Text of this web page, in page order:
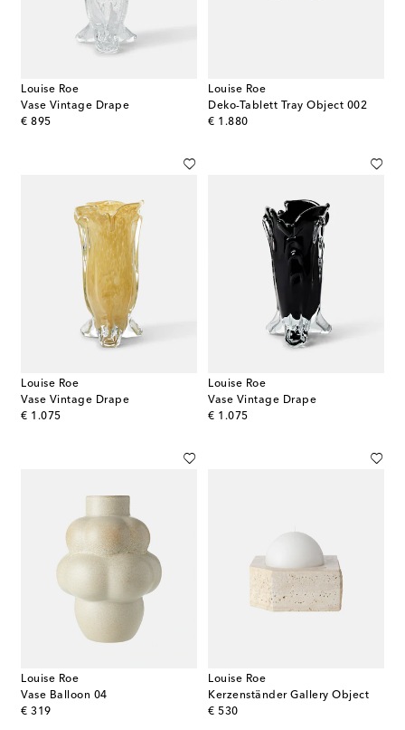
Louise Roe
Vase Vintage Drape
€ 895
original price
Louise Roe
Deko-Tablett Tray Object 002
€ 1.880
original price
Louise Roe
Vase Vintage Drape
€ 1.075
original price
Louise Roe
Vase Vintage Drape
€ 1.075
original price
Louise Roe
Vase Balloon 04
€ 319
original price
Louise Roe
Kerzenständer Gallery Object
€ 530
original price